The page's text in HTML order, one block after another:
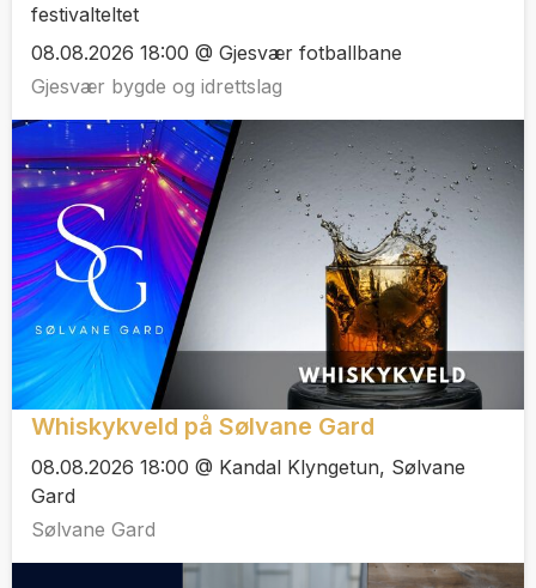
festivalteltet
08.08.2026 18:00 @ Gjesvær fotballbane
Gjesvær bygde og idrettslag
Whiskykveld på Sølvane Gard
08.08.2026 18:00 @ Kandal Klyngetun, Sølvane
Gard
Sølvane Gard